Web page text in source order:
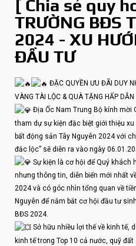
[ Chia sẻ quy
TRƯỜNG BĐS
2024 - XU
ĐẦU TƯ
ĐẶC QUYỀN ƯU ĐÃI DUY
VÀNG TÀI LỘC & QUÀ TẶNG HẤP DẪN
Địa Ốc Nam Trung Bộ kính mời
tham dự sự kiện đặc biệt giới thiệu
bất động sản Tây Nguyên 2024 với
đắc lộc” sẽ diễn ra vào ngày
Sự kiện là cơ hội để Quý
nhưng thông tin, diễn biến mới nhất
2024 và có góc nhìn tổng quan về
Nguyên để nắm bắt cơ hội đầu tư
BĐS 2024.
Sở hữu nhiều lợi thế về kinh tế,
kinh tế trong Top 10 cả nước, quỹ